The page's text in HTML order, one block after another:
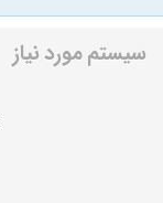
سیستم مورد نیاز